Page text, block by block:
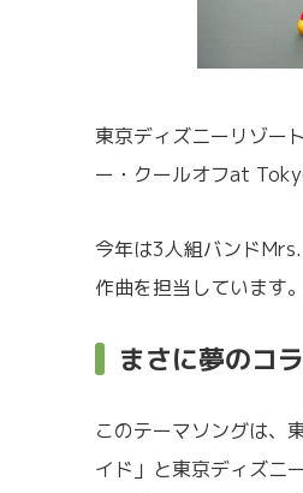
東京ディズニーリゾー
ー・クールオフat
今年は3人組バンド
作曲を担当しています。
まさに夢のコ
このテーマソングは、
イド」と東京ディズニ